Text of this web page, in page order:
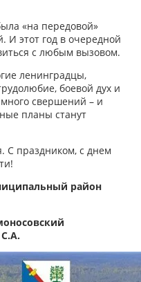
«на передовой»
И этот год в очередной
с любым вызовом.
ленинградцы,
боевой дух и
свершений – и
планы станут
С праздником, с днем
район